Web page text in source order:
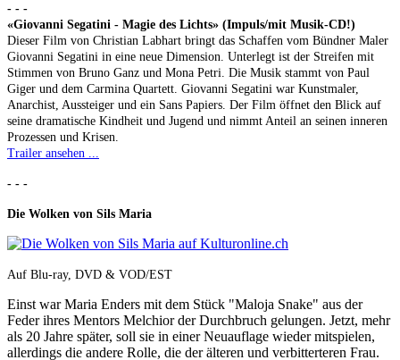
- - -
«Giovanni Segatini - Magie des Lichts» (Impuls/mit Musik-CD!)
Dieser Film von Christian Labhart bringt das Schaffen vom Bündner Maler
Giovanni Segatini in eine neue Dimension. Unterlegt ist der Streifen mit
Stimmen von Bruno Ganz und Mona Petri. Die Musik stammt von Paul
Giger und dem Carmina Quartett. Giovanni Segatini war Kunstmaler,
Anarchist, Aussteiger und ein Sans Papiers. Der Film öffnet den Blick auf
seine dramatische Kindheit und Jugend und nimmt Anteil an seinen inneren
Prozessen und Krisen.
Trailer ansehen ...
- - -
Die Wolken von Sils Maria
Auf Blu-ray, DVD & VOD/EST
Einst war Maria Enders mit dem Stück "Maloja Snake" aus der
Feder ihres Mentors Melchior der Durchbruch gelungen. Jetzt, mehr
als 20 Jahre später, soll sie in einer Neuauflage wieder mitspielen,
allerdings die andere Rolle, die der älteren und verbitterteren Frau.